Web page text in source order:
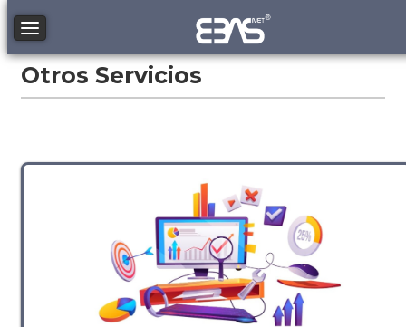
Toggle navigation
Otros Servicios